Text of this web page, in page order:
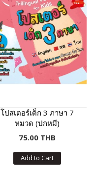
โปสเตอร์เด็ก 3 ภาษา 7
หมวด (ปกหมี)
75.00 THB
Add to Cart